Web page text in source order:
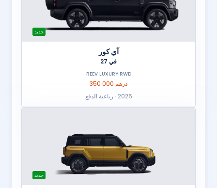
جديد
آي كور
في 27
REEV LUXURY RWD
350 000 درهم
2026 · رباعية الدفع
جديد